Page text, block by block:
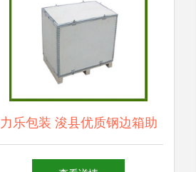
力乐包装 浚县优质钢边箱助
力国际出口物流再升级